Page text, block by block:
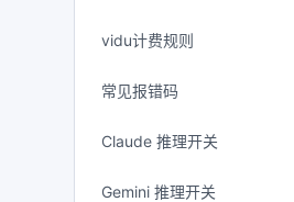
vidu计费规则
常见报错码
Claude 推理开关
Gemini 推理开关